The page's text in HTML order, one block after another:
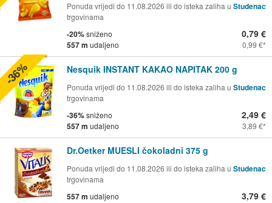
Ponuda vrijedi do 11.08.2026 ili do isteka zaliha u Studenac
trgovinama
-20%sniženo
557 m udaljeno
0,79 €
0,99 €
Nesquik INSTANT KAKAO NAPITAK 200 g
Ponuda vrijedi do 11.08.2026 ili do isteka zaliha u Studenac
trgovinama
-36%sniženo
557 m udaljeno
2,49 €
3,89 €
-36%
Dr.Oetker MUESLI čokoladni 375 g
Ponuda vrijedi do 11.08.2026 ili do isteka zaliha u Studenac
trgovinama
557 m udaljeno 3,79 €